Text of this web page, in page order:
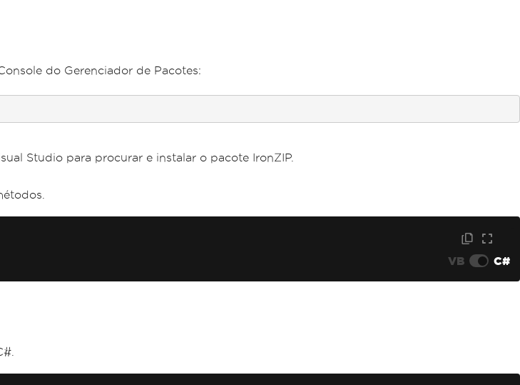
do Gerenciador de Pacotes:
Studio para procurar e instalar o pacote IronZIP.
VB C#